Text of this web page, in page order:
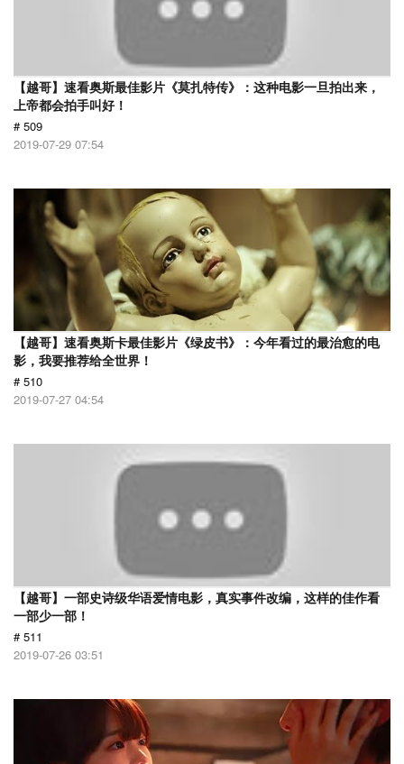
【越哥】速看奥斯最佳影片《莫扎特传》：这种电影一旦拍出来，
上帝都会拍手叫好！
# 509
2019-07-29 07:54
【越哥】速看奥斯卡最佳影片《绿皮书》：今年看过的最治愈的电
影，我要推荐给全世界！
# 510
2019-07-27 04:54
【越哥】一部史诗级华语爱情电影，真实事件改编，这样的佳作看
一部少一部！
# 511
2019-07-26 03:51